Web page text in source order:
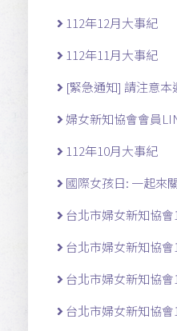
112年12月大事紀
112年11月大事紀
[緊急通知] 請注意本
婦女新知協會會員
112年10月大事紀
國際女孩日: 一起來
台北市婦女新知協會
台北市婦女新知協會
台北市婦女新知協會
台北市婦女新知協會